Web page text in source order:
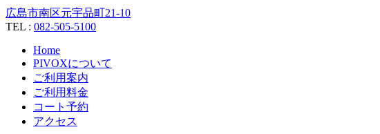
広島市南区元宇品町21-10
TEL : 082-505-5100
Home
PIVOXについて
ご利用案内
ご利用料金
コート予約
アクセス